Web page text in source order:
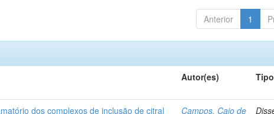
Anterior 1
Autor(es) Tipo
dos complexos de inclusão de citral Campos, Caio de